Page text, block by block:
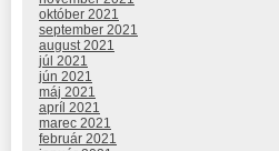
október 2021
september 2021
august 2021
júl 2021
jún 2021
máj 2021
apríl 2021
marec 2021
február 2021